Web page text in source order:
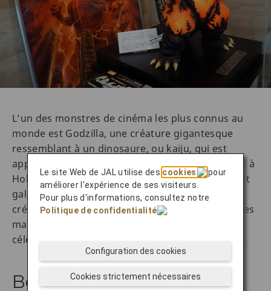
L’un des monstres de cinéma les plus connus au
monde est Godzilla, une créature gigantesque
ressemblant à un dinosaure, ou kaiju, qui est
apparu dans près de 40 films réalisés au Japon et à
Hollywood depuis les années 1950. La boutique et
galerie Jin-Koubou est un espace familial où sont
créées, exposées et vendues des œuvres d’art, des
maquettes et des répliques de scènes de films
célèbres de Godzilla, uniques et de haute qualité.
Boutique et galerie Jin-
Le site Web de JAL utilise descookies
pour
améliorer l'expérience de ses visiteurs.
Pour plus d'informations, consultez notre
Politique de confidentialité
.
Cookies strictement nécessaires
Configuration des cookies